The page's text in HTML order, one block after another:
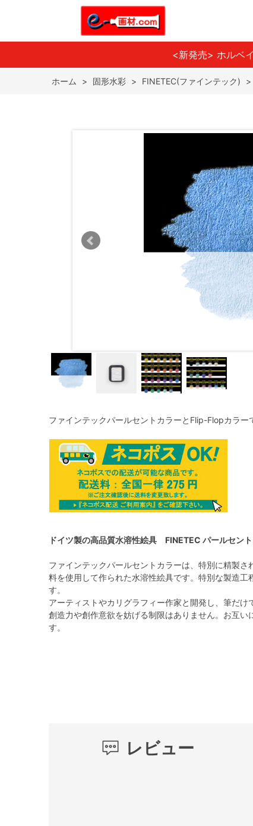
<新発売> ホルベ
ホーム > 固形水彩 > FINETEC(ファインテック) >
ファインテックパールセントカラーとFlip-Flopカラー
ドイツ製の高品質水溶性絵具 FINETEC パールセン
ファインテックパールセントカラーは、特別に精製
料を使用して作られた水溶性絵具です。特別な製造
す。
アーティストやカリグラフィー作家と開発し、筆だけ
創造力や創作意欲を妨げる制限はありません。お互
す。
レビュー